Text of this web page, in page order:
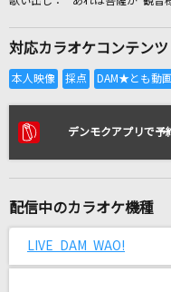
リアルタイ
壊れかけのRadio
対応カラオケコンテンツ
デンモクアプリで予
配信中のカラオケ機種
LIVE DAM WAO!